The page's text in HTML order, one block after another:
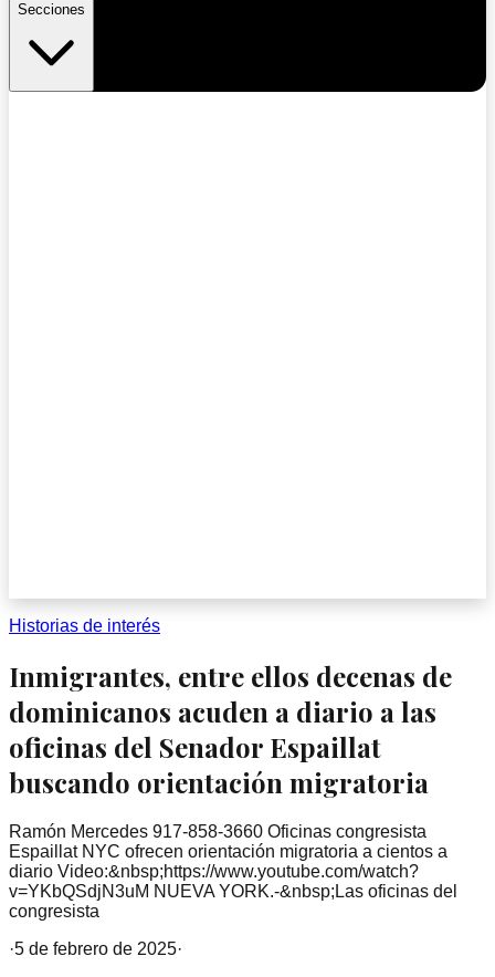
Secciones
Historias de interés
Inmigrantes, entre ellos decenas de
dominicanos acuden a diario a las
oficinas del Senador Espaillat
buscando orientación migratoria
Ramón Mercedes 917-858-3660 Oficinas congresista
Espaillat NYC ofrecen orientación migratoria a cientos a
diario Video:&nbsp;https://www.youtube.com/watch?
v=YKbQSdjN3uM NUEVA YORK.-&nbsp;Las oficinas del
congresista
·5 de febrero de 2025·